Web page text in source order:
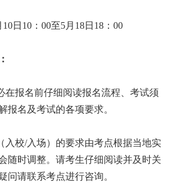
10：00至5月18日18：00
报名前仔细阅读报名流程、考试须
报名及考试的各项要求。
校/入场）的要求由考点根据当地实
随时调整。请考生仔细阅读并及时关
问请联系考点进行咨询。